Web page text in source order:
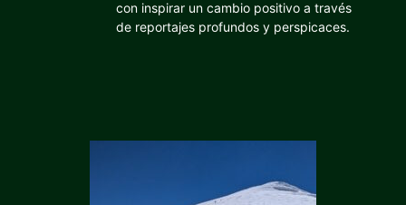
con inspirar un cambio positivo a través
de reportajes profundos y perspicaces.